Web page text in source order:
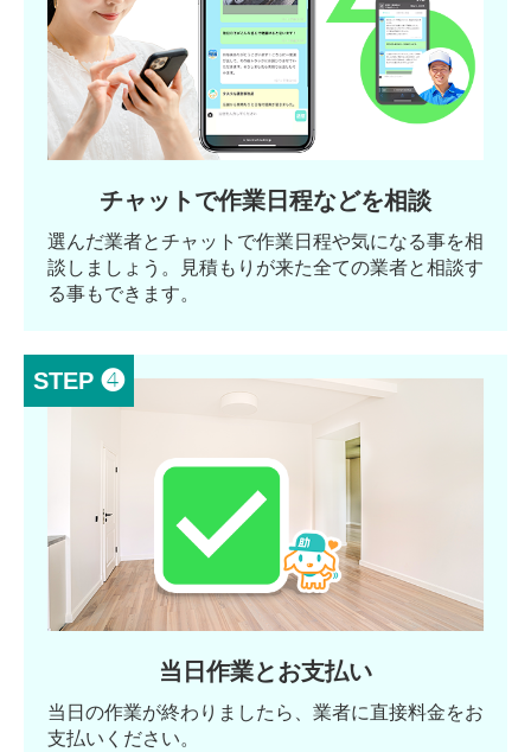
チャットで作業日程などを相談
選んだ業者とチャットで作業日程や気になる事を相
談しましょう。見積もりが来た全ての業者と相談す
る事もできます。
STEP ❹
当日作業とお支払い
当日の作業が終わりましたら、業者に直接料金をお
支払いください。